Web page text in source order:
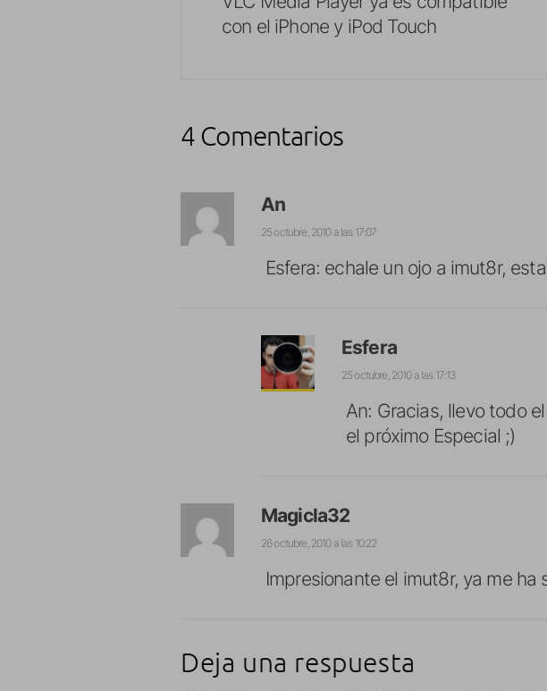
con el iPhone y iPod Touch
4 Comentarios
An
25 octubre, 2010 a las 17:07
Esfera: echale un ojo a imut8r,
Esfera
25 octubre, 2010 a las 17:13
An: Gracias, llevo todo
el próximo Especial ;)
Magicla32
26 octubre, 2010 a las 10:22
Impresionante el imut8r, ya me
Deja una respuesta